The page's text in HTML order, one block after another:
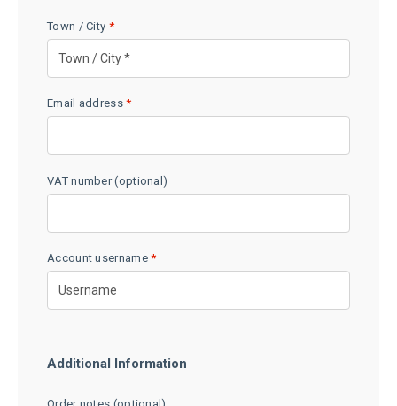
Town / City *
Email address*
VAT number(optional)
Account username*
Additional Information